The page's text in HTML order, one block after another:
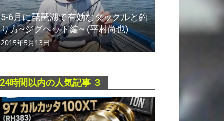
5-6月に琵琶湖で有効なタックルと釣
り方~ジグヘッド編~ (平村尚也)
2015年5月13日
24時間以内の人気記事 ３